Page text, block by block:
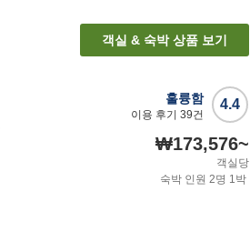
객실 & 숙박 상품 보기
4.4
훌륭함
이용 후기 39건
₩173,576~
객실당
숙박 인원 2명 1박